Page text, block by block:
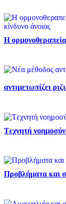
Η
αντιμετωπίζει
Tεχνητή
Προβλήματα και